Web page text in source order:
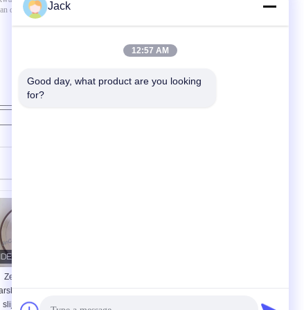
Zelfscherpende
Diamant
slijpwiel 350mm
Jack
12:57 AM
Good day, what product are you looking
for?